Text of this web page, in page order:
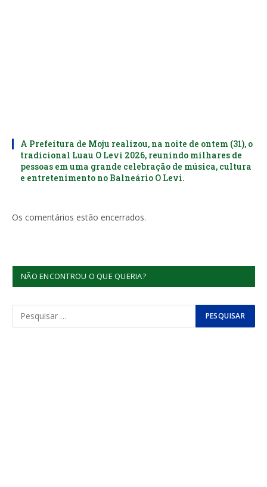
A Prefeitura de Moju realizou, na noite de ontem (31), o
tradicional Luau O Levi 2026, reunindo milhares de
pessoas em uma grande celebração de música, cultura
e entretenimento no Balneário O Levi.
Os comentários estão encerrados.
NÃO ENCONTROU O QUE QUERIA?